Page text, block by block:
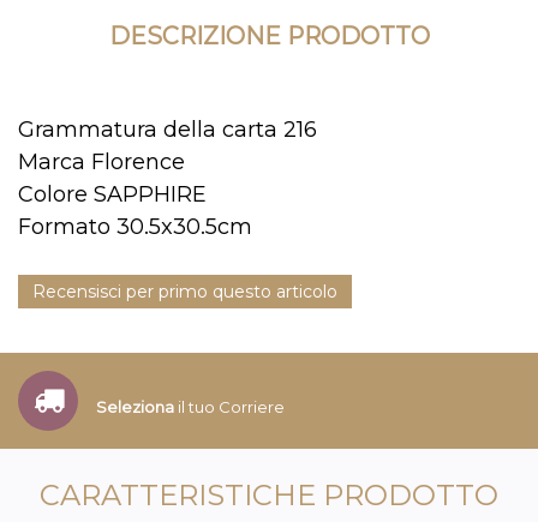
DESCRIZIONE PRODOTTO
Grammatura della carta 216
Marca Florence
Colore SAPPHIRE
Formato 30.5x30.5cm
Recensisci per primo questo articolo
Seleziona il tuo Corriere
CARATTERISTICHE PRODOTTO